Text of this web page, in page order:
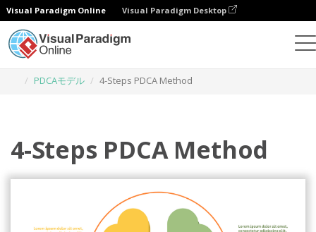
Visual Paradigm Online Visual Paradigm Desktop
PDCAモデル
4-Steps PDCA Method
4-Steps PDCA Method